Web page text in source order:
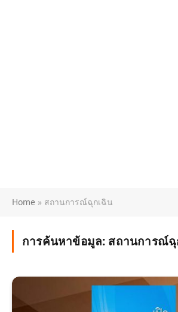
Home » สถานการณ์ฉุกเฉิน
การค้นหาข้อมูล: สถานการณ์ฉุ